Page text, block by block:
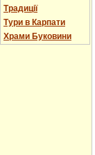
Традиції
Тури в Карпати
Храми Буковини